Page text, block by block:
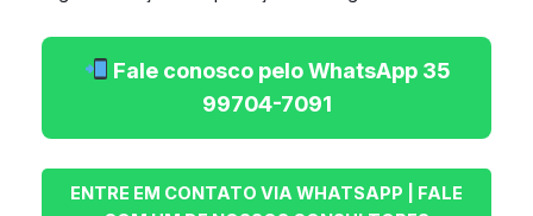
Fale conosco pelo WhatsApp 35
99704-7091